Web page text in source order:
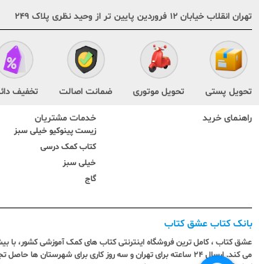
تهران انقلاب خیابان ۱۲ فروردین پایین تر از وحید نظری پلاک ۲۴۹
تحویل پستی تحویل موتوری ضمانت اصالت تخفیف
راهنمای خرید خدمات مشتریان
زیست پینوکیو خیلی سبز
کتاب کمک درسی
خیلی سبز
گاج
بانک کتاب عشق کتاب
عشق کتاب ، کامل ترین فروشگاه اینترنتی کتاب های کمک آموزشی کشور، با
می کند. ارسال ٢٤ ساعته برای تهران و سه روز کاری برای